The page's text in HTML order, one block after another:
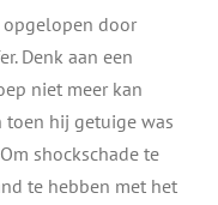
opgelopen door
Denk aan een
niet meer kan
toen hij getuige was
shockschade te
te hebben met het